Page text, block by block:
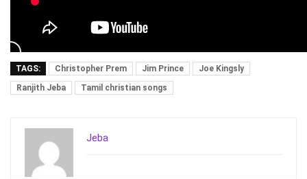
TAGS: Christopher Prem Jim Prince
Joe Kingsly
Ranjith Jeba
Tamil christian songs
Jeba